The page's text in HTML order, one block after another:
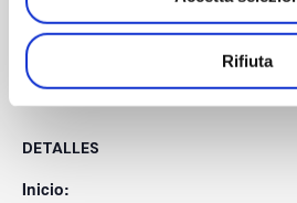
Rifiuta
DETALLES
Inicio: